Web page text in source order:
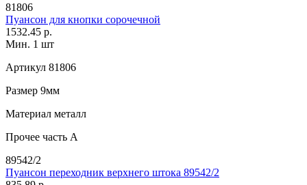
81806
Пуансон для кнопки сорочечной
1532.45 р.
Мин. 1 шт
Артикул 81806
Размер 9мм
Материал металл
Прочее часть A
89542/2
Пуансон переходник верхнего штока 89542/2